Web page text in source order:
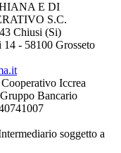
E DI
S.C.
Chiusi (Si)
- 58100 Grosseto
Iccrea
Bancario
soggetto a